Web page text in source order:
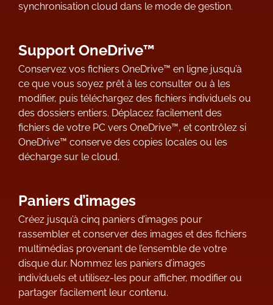
synchronisation cloud dans le mode de gestion.
Support OneDrive™
Conservez vos fichiers OneDrive™ en ligne jusqu’à
ce que vous soyez prêt à les consulter ou à les
modifier, puis téléchargez des fichiers individuels ou
des dossiers entiers. Déplacez facilement des
fichiers de votre PC vers OneDrive™, et contrôlez si
OneDrive™ conserve des copies locales ou les
décharge sur le cloud.
Paniers d’images
Créez jusqu’à cinq paniers d’images pour
rassembler et conserver des images et des fichiers
multimédias provenant de l’ensemble de votre
disque dur. Nommez les paniers d’images
individuels et utilisez-les pour afficher, modifier ou
partager facilement leur contenu.